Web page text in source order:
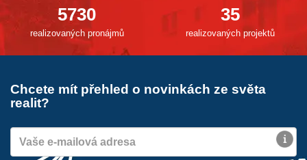
5730
realizovaných pronájmů
35
realizovaných projektů
Chcete mít přehled o novinkách ze světa
realit?